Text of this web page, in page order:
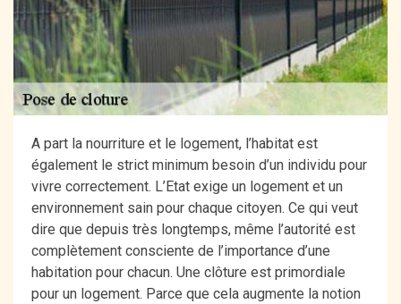
A part la nourriture et le logement, l’habitat est
également le strict minimum besoin d’un individu pour
vivre correctement. L’Etat exige un logement et un
environnement sain pour chaque citoyen. Ce qui veut
dire que depuis très longtemps, même l’autorité est
complètement consciente de l’importance d’une
habitation pour chacun. Une clôture est primordiale
pour un logement. Parce que cela augmente la notion